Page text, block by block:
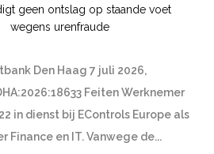
geen ontslag op staande voet
wegens urenfraude
Den Haag 7 juli 2026,
Feiten Werknemer
in dienst bij EControls Europe als
Finance en IT. Vanwege de...